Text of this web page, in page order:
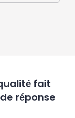
fait
réponse